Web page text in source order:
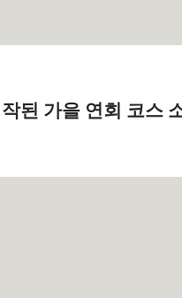
된 가을 연회 코스